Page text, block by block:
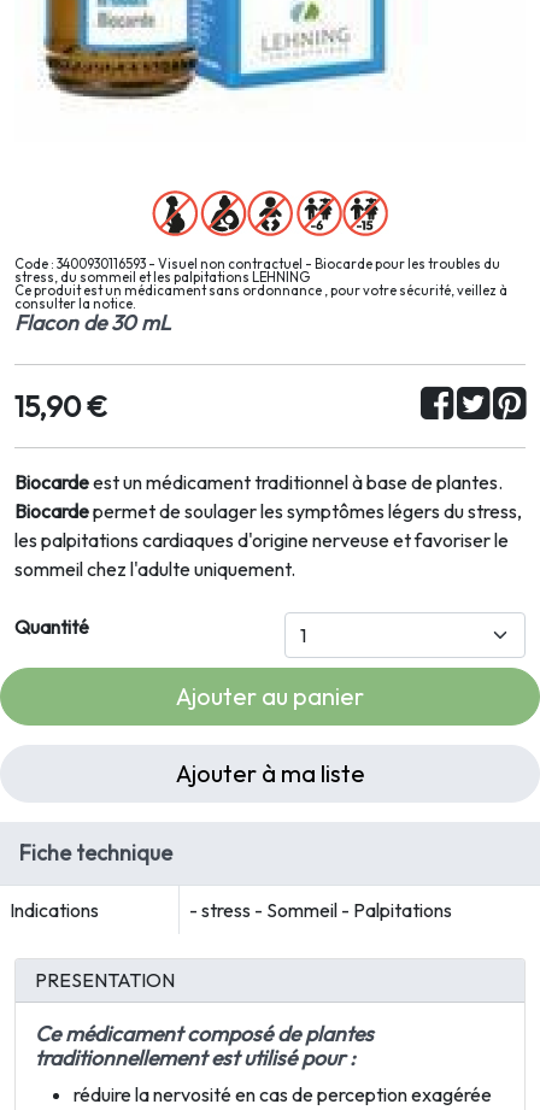
Code : 3400930116593 - Visuel non contractuel - Biocarde pour les troubles du
stress, du sommeil et les palpitations LEHNING
Ce produit est un médicament sans ordonnance , pour votre sécurité, veillez à
consulter la notice.
Flacon de 30 mL
15,90 €
Biocardeest un médicament traditionnel à base de plantes.
Biocardepermet de soulager les symptômes légers du stress,
les palpitations cardiaques d'origine nerveuse et favoriser le
sommeil chez l'adulte uniquement.
Quantité
Ajouter au panier
Ajouter à ma liste
Fiche technique
Indications - stress - Sommeil - Palpitations
PRESENTATION
Ce médicament composé deplantes
traditionnellement est utilisé pour :
réduire la nervosité en cas de perception exagérée